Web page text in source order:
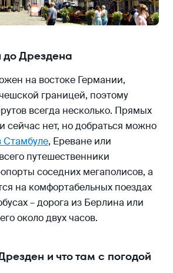
до Дрездена
на востоке Германии,
границей, поэтому
всегда несколько. Прямых
сейчас нет, но добраться можно
Стамбуле, Ереване или
путешественники
соседних мегаполисов, а
на комфортабельных поездах
– дорога из Берлина или
около двух часов.
и что там с погодой